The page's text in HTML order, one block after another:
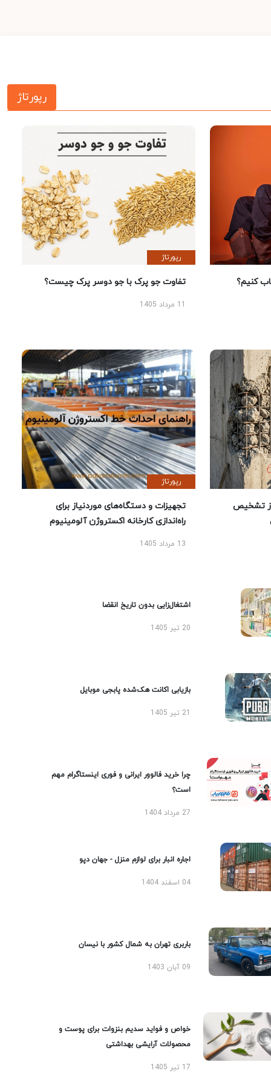
رپورتاژ
کنیم؟
رپورتاژ
تفاوت جو پرک با جو دوسر پرک چیست؟
تشخیص
رپورتاژ
تجهیزات و دستگاه‌های موردنیاز برای
راه‌اندازی کارخانه اکستروژن آلومینیوم
13 مرداد 1405
اشتغال‌زایی بدون تاریخ انقضا
20 تیر 1405
بازیابی اکانت هک‌شده پابجی موبایل
چرا خرید فالوور ایرانی و فوری اینستاگرام مهم
است؟
27 مرداد 1404
اجاره انبار برای لوازم منزل - جهان دپو
04 اسفند 1404
باربری تهران به شمال کشور با نیسان
09 آبان 1403
خواص و فواید سدیم بنزوات برای پوست و
محصولات آرایشی بهداشتی
17 تیر 1405